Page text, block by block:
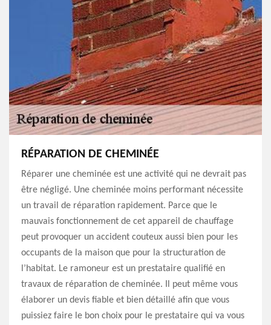
RÉPARATION DE CHEMINÉE
Réparer une cheminée est une activité qui ne devrait pas
être négligé. Une cheminée moins performant nécessite
un travail de réparation rapidement. Parce que le
mauvais fonctionnement de cet appareil de chauffage
peut provoquer un accident couteux aussi bien pour les
occupants de la maison que pour la structuration de
l’habitat. Le ramoneur est un prestataire qualifié en
travaux de réparation de cheminée. Il peut même vous
élaborer un devis fiable et bien détaillé afin que vous
puissiez faire le bon choix pour le prestataire qui va vous